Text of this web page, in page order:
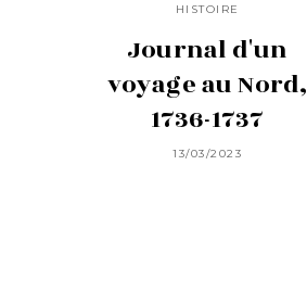
HISTOIRE
Journal d'un
voyage au Nord,
1736-1737
13/03/2023